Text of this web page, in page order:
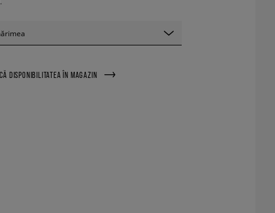
DISPONIBILITATEA ÎN MAGAZIN